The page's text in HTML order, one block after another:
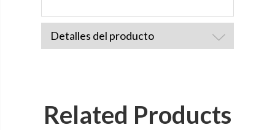
Detalles del producto
Related Products